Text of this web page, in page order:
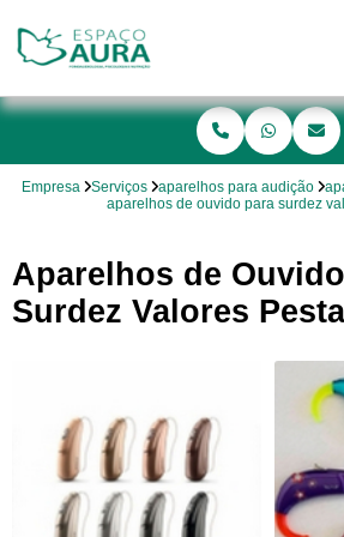
Empresa Serviços aparelhos para audição
aparelhos de ouvido para surdez
Aparelhos de
Surdez Valores